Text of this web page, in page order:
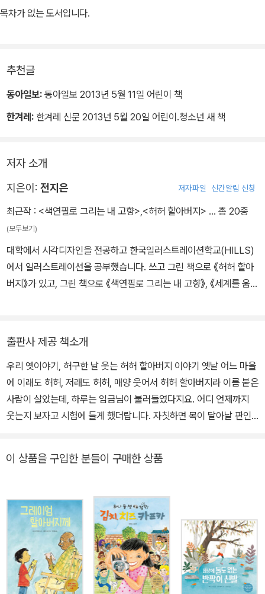
비를 걸어도 도리어 자기가 미안하다고 허허, 도둑이 들어도 살림이
임금님은 걱정거리를 하나 던져 주자고 마음먹는다. 그래서 할아버지
에게 황금 가락지 하나를 내어 주고, 보름 뒤에 찾겠다고 말한다. 그러
던 어느 날, 할아버지가 배를 타고 가는데 뱃사공이 몸을 기우뚱하는
목차가 없는 도서입니다.
추천글
동아일보: 동아일보 2013년 5월 11일 어린이 책
한겨레: 한겨레 신문 2013년 5월 20일 어린이.청소년 새 책
저자 소개
지은이: 전지은 저자파일 신간알림 신청
최근작 : <색연필로 그리는 내 고향>,<허허 할아버지> … 총 20종
(모두보기)
대학에서 시각디자인을 전공하고 한국일러스트레이션학교(HILLS)
에서 일러스트레이션을 공부했습니다. 쓰고 그린 책으로 《허허 할아
버지》가 있고, 그린 책으로 《색연필로 그리는 내 고향》, 《세계를 움직
출판사 제공 책소개
우리 옛이야기, 허구한 날 웃는 허허 할아버지 이야기 옛날 어느 마을
에 이래도 허허, 저래도 허허, 매양 웃어서 허허 할아버지라 이름 붙은
사람이 살았는데, 하루는 임금님이 불러들였다지요. 어디 언제까지
웃는지 보자고 시험에 들게 했더랍니다. 자칫하면 목이 달아날 판인
까? ‘웃으면 복이 온다’는 옛 속담이 있습니다. ‘웃는 낯에 침 못 뱉는
동서양에 두루두루 많습니다. 내가 웃든, 남이 웃든, 누구든 웃는 모습
을 보면 서로서로 기분 좋고 흥이 날 수 있으니, 되도록 웃고 살자는
의미를 담은 것일 겁니다. 이 그림책 주인공, ‘허허 할아버지’는 그야
말로 웃는 데에 있어서는 타의추종을 불허합니다. 길가다 똥을 밟아
도 거름에 보태면 되겠다고 허허, 누가 시비를 걸어도 도리어 자기가
미안하다고 허허, 도둑이 들어도 살림이 넉넉해 보인 모양이라고 허
이 상품을 구입한 분들이 구매한 상품